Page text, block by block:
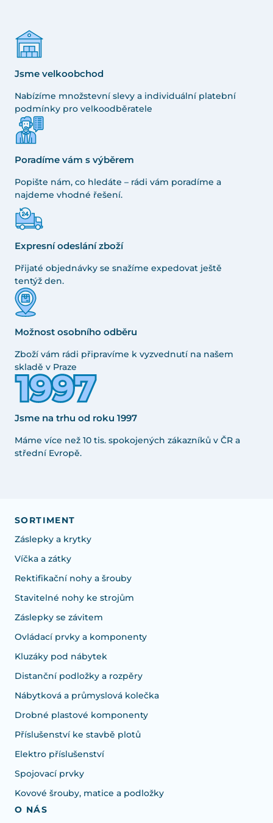
Jsme velkoobchod
Nabízíme množstevní slevy a individuální platební
podmínky pro velkoodběratele
Poradíme vám s výběrem
Popište nám, co hledáte – rádi vám poradíme a
najdeme vhodné řešení.
Expresní odeslání zboží
Přijaté objednávky se snažíme expedovat ještě
tentýž den.
Možnost osobního odběru
Zboží vám rádi připravíme k vyzvednutí na našem
skladě v Praze
Jsme na trhu od roku 1997
Máme více než 10 tis. spokojených zákazníků v ČR a
střední Evropě.
SORTIMENT
Záslepky a krytky
Víčka a zátky
Rektifikační nohy a šrouby
Stavitelné nohy ke strojům
Záslepky se závitem
Ovládací prvky a komponenty
Kluzáky pod nábytek
Distanční podložky a rozpěry
Nábytková a průmyslová kolečka
Drobné plastové komponenty
Příslušenství ke stavbě plotů
Elektro příslušenství
Spojovací prvky
Kovové šrouby, matice a podložky
O NÁS